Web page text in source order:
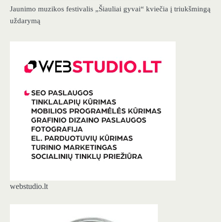
Jaunimo muzikos festivalis „Šiauliai gyvai“ kviečia į triukšmingą
uždarymą
webstudio.lt